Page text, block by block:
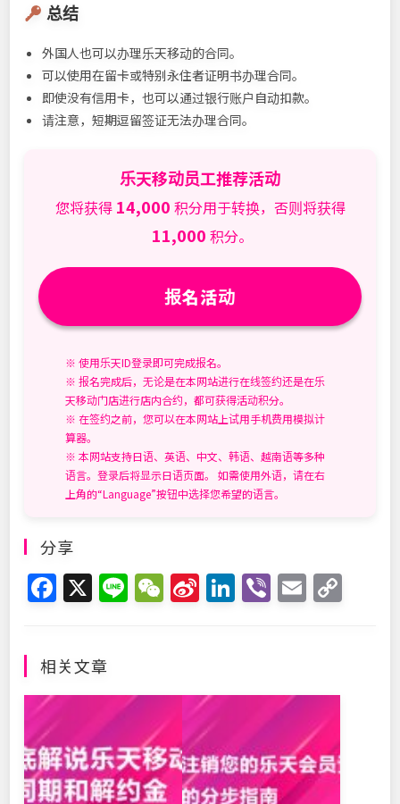
总结
外国人也可以办理乐天移动的合同。
可以使用在留卡或特别永住者证明书办理合同。
即使没有信用卡，也可以通过银行账户自动扣款。
请注意，短期逗留签证无法办理合同。
乐天移动员工推荐活动
您将获得 14,000 积分用于转换，否则将获得
11,000 积分。
报名活动
※ 使用乐天ID登录即可完成报名。
※ 报名完成后，无论是在本网站进行在线签约还是在乐
天移动门店进行店内合约，都可获得活动积分。
※ 在签约之前，您可以在本网站上试用手机费用模拟计
算器。
※ 本网站支持日语、英语、中文、韩语、越南语等多种
语言。登录后将显示日语页面。 如需使用外语，请在右
上角的“Language”按钮中选择您希望的语言。
分享
F
e
b
o
k
X Li W
at
Si
ei
b
o
Li
dI
n
Vi E
相关文章